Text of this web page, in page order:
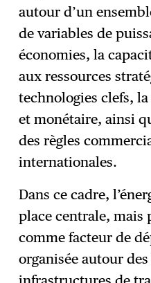
autour d’un
de variables de
économies, la
aux ressources
technologies clefs,
et monétaire, ainsi
des règles
internationales.
Dans ce cadre,
place centrale,
comme facteur de
organisée autour